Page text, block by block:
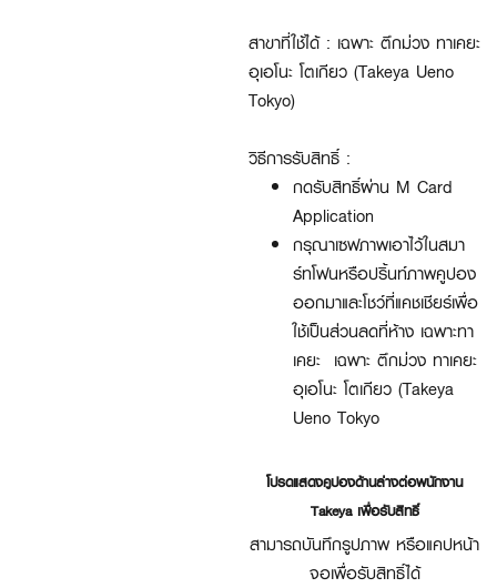
สาขาที่ใช้ได้ : เฉพาะ ตึกม่วง ทาเคยะ
อุเอโนะ โตเกียว (Takeya Ueno
Tokyo)
วิธีการรับสิทธิ์ :
กดรับสิทธิ์ผ่าน M Card
Application
กรุณาเซฟภาพเอาไว้ในสมา
ร์ทโฟนหรือปริ้นท์ภาพคูปอง
ออกมาและโชว์ที่แคชเชียร์เพื่อ
ใช้เป็นส่วนลดที่ห้าง เฉพาะทา
เคยะ เฉพาะ ตึกม่วง ทาเคยะ
อุเอโนะ โตเกียว (Takeya
Ueno Tokyo
โปรดแสดงคูปองด้านล่างต่อพนักงาน
Takeya เพื่อรับสิทธิ์
สามารถบันทึกรูปภาพ หรือแคปหน้า
จอเพื่อรับสิทธิ์ได้